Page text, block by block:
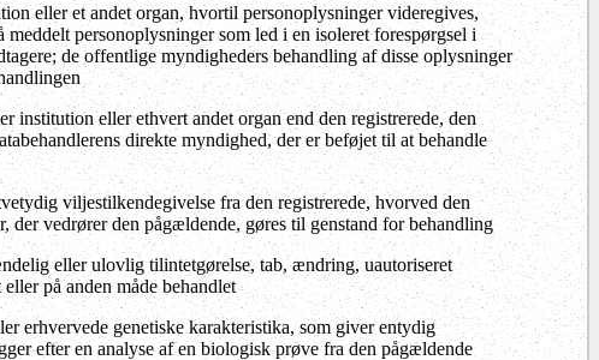
eller et andet organ, hvortil personoplysninger videregives,
personoplysninger som led i en isoleret forespørgsel i
de offentlige myndigheders behandling af disse oplysninger
eller ethvert andet organ end den registrerede, den
direkte myndighed, der er beføjet til at behandle
viljestilkendegivelse fra den registrerede, hvorved den
vedrører den pågældende, gøres til genstand for behandling
eller ulovlig tilintetgørelse, tab, ændring, uautoriseret
på anden måde behandlet
erhvervede genetiske karakteristika, som giver entydig
efter en analyse af en biologisk prøve fra den pågældende